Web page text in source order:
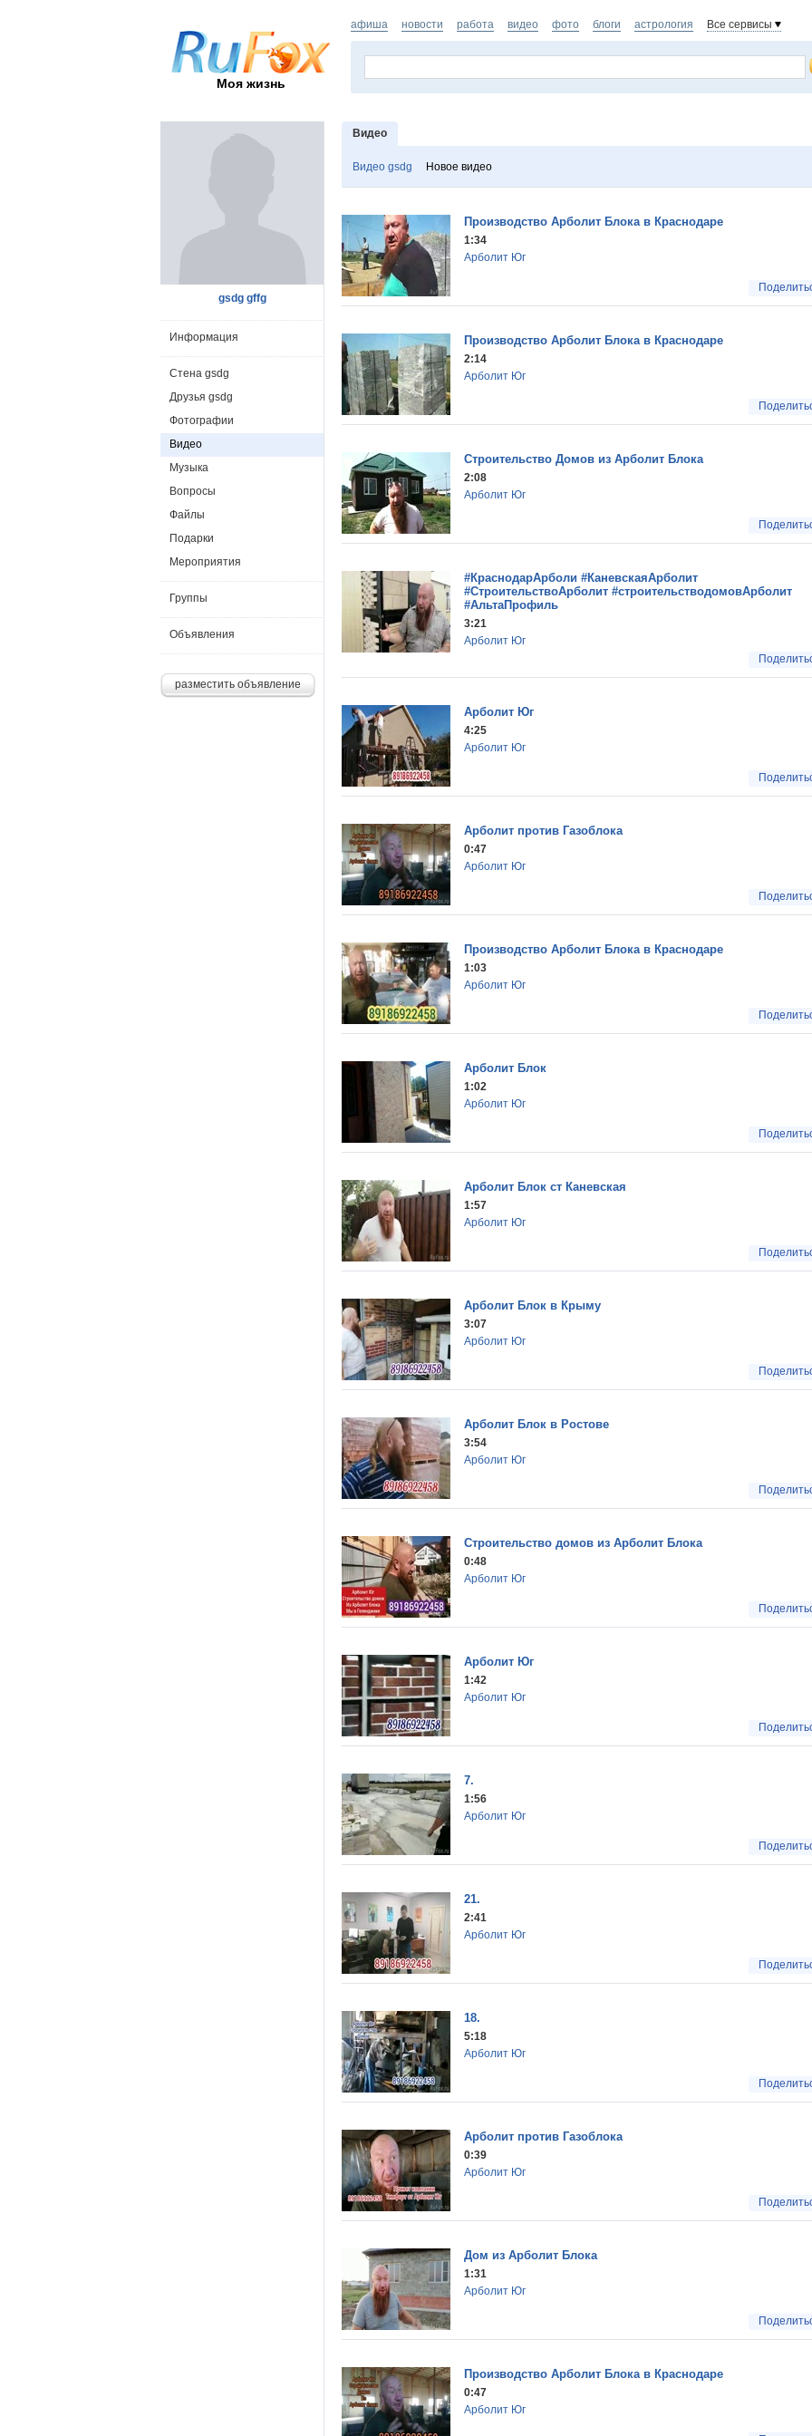
Моя жизнь
афиша новости работа видео фото блоги астрология Все сервисы
Видео
Видео gsdg Новое видео
Производство Арболит Блока в Краснодаре
1:34
Арболит Юг
Производство Арболит Блока в Краснодаре
2:14
Арболит Юг
Строительство Домов из Арболит Блока
2:08
Арболит Юг
#КраснодарАрболи #КаневскаяАрболит
#СтроительствоАрболит #строительстводомовАрболит
#АльтаПрофиль
3:21
Арболит Юг
Арболит Юг
4:25
Арболит Юг
Арболит против Газоблока
0:47
Арболит Юг
Производство Арболит Блока в Краснодаре
1:03
Арболит Юг
Арболит Блок
1:02
Арболит Юг
Арболит Блок ст Каневская
1:57
Арболит Юг
Арболит Блок в Крыму
3:07
Арболит Юг
Арболит Блок в Ростове
3:54
Арболит Юг
Строительство домов из Арболит Блока
0:48
Арболит Юг
Арболит Юг
1:42
Арболит Юг
7.
1:56
Арболит Юг
21.
2:41
Арболит Юг
18.
5:18
Арболит Юг
Арболит против Газоблока
0:39
Арболит Юг
Дом из Арболит Блока
1:31
Арболит Юг
Производство Арболит Блока в Краснодаре
0:47
Арболит Юг
gsdg gffg
Информация
Стена gsdg
Друзья gsdg
Фотографии
Видео
Музыка
Вопросы
Файлы
Подарки
Мероприятия
Группы
Объявления
разместить объявление